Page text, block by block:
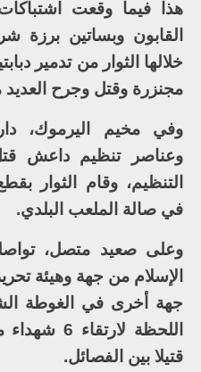
هذا فيما وقعت
القابون وبساتين
مجنزرة وقتل وجرح
وفي مخيم اليرموك،
وعناصر تنظيم داعش
التنظيم، وقام الثوار
في صالة الملعب البلدي.
وعلى صعيد متصل،
الإسلام من جهة وهيئة
جهة أخرى في الغوطة
قتيلا بين الفصائل.